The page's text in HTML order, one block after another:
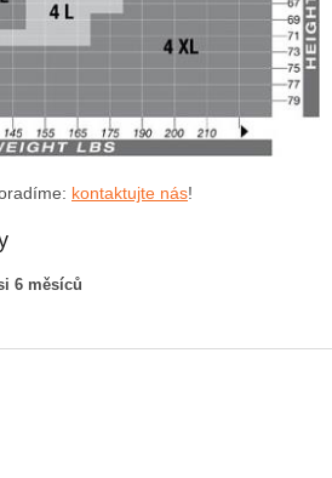
kontaktujte nás!
6 měsíců